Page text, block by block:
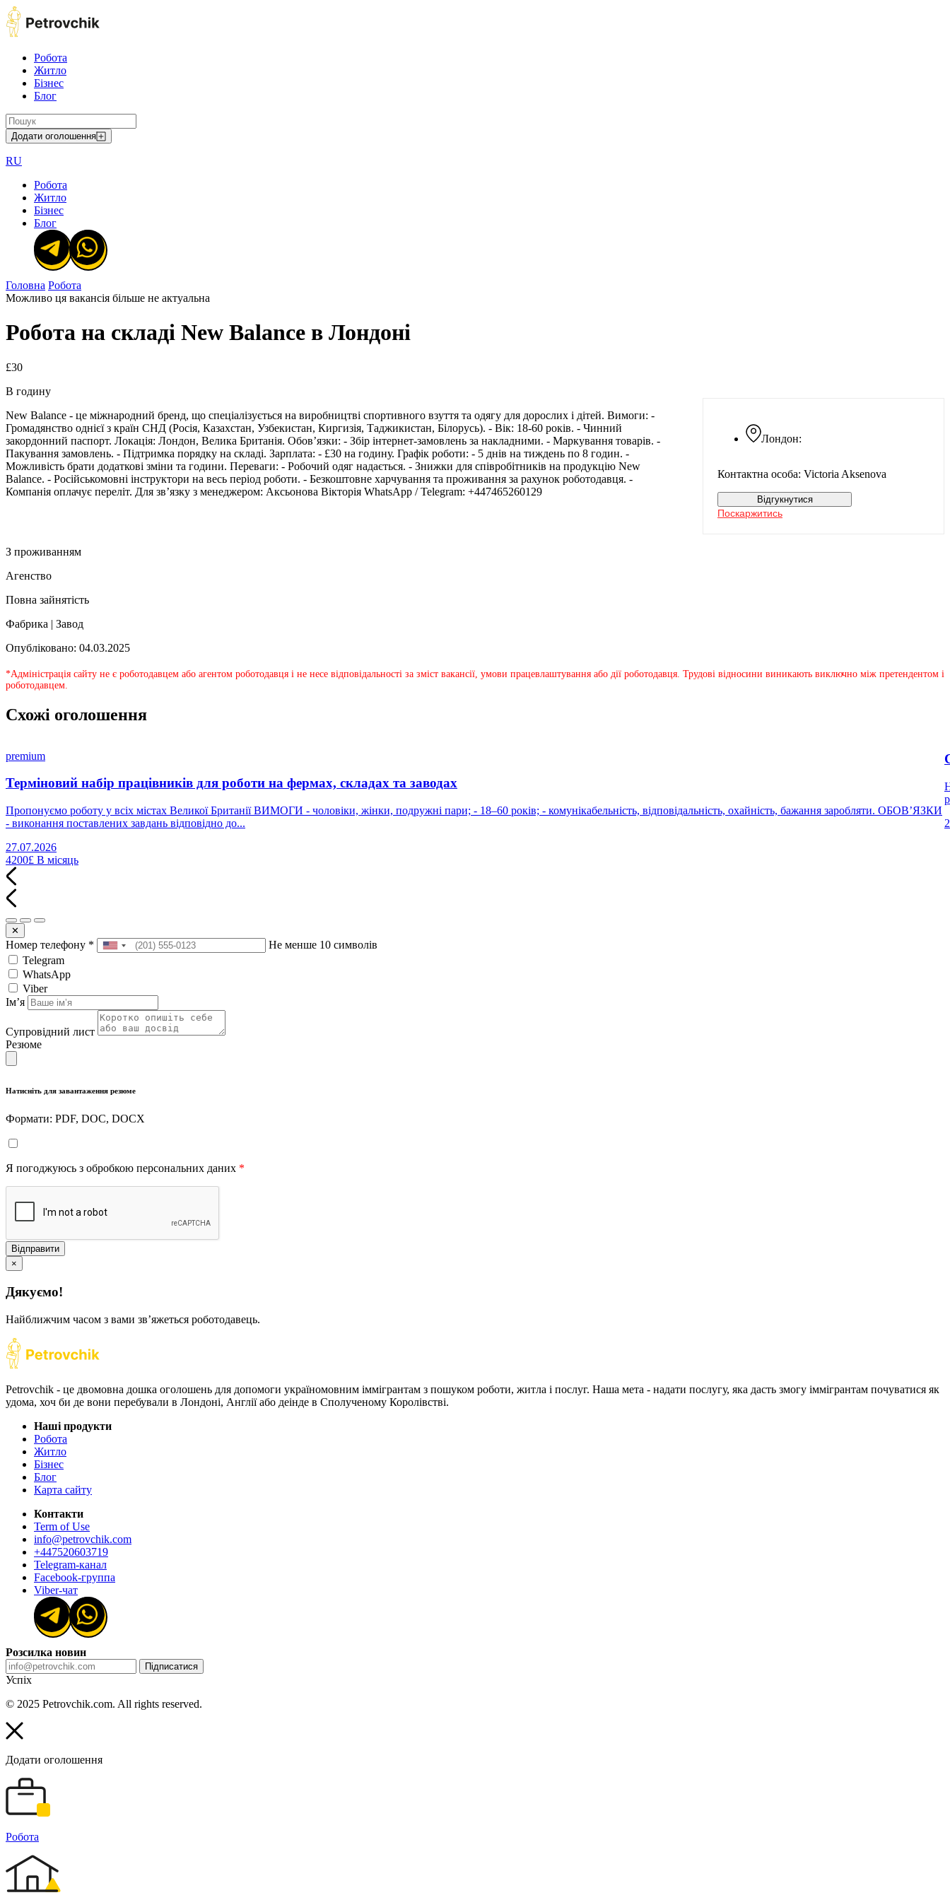
Робота
Житло
Бізнес
Блог
Додати оголошення
RU
Робота
Житло
Бізнес
Блог
Головна Робота
Можливо ця вакансія більше не актуальна
Робота на складі New Balance в Лондоні
£30
В годину
Лондон:
Контактна особа: Victoria Aksenova
Відгукнутися
Поскаржитись
New Balance - це міжнародний бренд, що спеціалізується на виробництві спортивного взуття та одягу для дорослих і дітей. Вимоги: -
Громадянство однієї з країн СНД (Росія, Казахстан, Узбекистан, Киргизія, Таджикистан, Білорусь). - Вік: 18-60 років. - Чинний
закордонний паспорт. Локація: Лондон, Велика Британія. Обов’язки: - Збір інтернет-замовлень за накладними. - Маркування товарів. -
Пакування замовлень. - Підтримка порядку на складі. Зарплата: - £30 на годину. Графік роботи: - 5 днів на тиждень по 8 годин. -
Можливість брати додаткові зміни та години. Переваги: - Робочий одяг надається. - Знижки для співробітників на продукцію New
Balance. - Російськомовні інструктори на весь період роботи. - Безкоштовне харчування та проживання за рахунок роботодавця. -
Компанія оплачує переліт. Для зв’язку з менеджером: Аксьонова Вікторія WhatsApp / Telegram: +447465260129
З проживанням
Агенство
Повна зайнятість
Фабрика | Завод
Опубліковано: 04.03.2025
*Адміністрація сайту не є роботодавцем або агентом роботодавця і не несе відповідальності за зміст вакансії, умови працевлаштування або дії роботодавця. Трудові відносини виникають виключно між претендентом і
роботодавцем.
Схожі оголошення
premium
Терміновий набір працівників для роботи на фермах, складах та заводах
Пропонуємо роботу у всіх містах Великої Британії ВИМОГИ - чоловіки, жінки, подружні пари; - 18–60 років; - комунікабельність, відповідальність, охайність, бажання заробляти. ОБОВ’ЯЗКИ
- виконання поставлених завдань відповідно до...
27.07.2026
4200£ В місяць
✕
Номер телефону *
Не менше 10 символів
Telegram
WhatsApp
Viber
Імʼя
Супровідний лист
Резюме
Натисніть для завантаження резюме
Формати: PDF, DOC, DOCX
Я погоджуюсь з обробкою персональних даних *
Відправити
×
Дякуємо!
Найближчим часом з вами звʼяжеться роботодавець.
Petrovchik - це двомовна дошка оголошень для допомоги україномовним іммігрантам з пошуком роботи, житла і послуг. Наша мета - надати послугу, яка дасть змогу іммігрантам почуватися як
удома, хоч би де вони перебували в Лондоні, Англії або деінде в Сполученому Королівстві.
Наші продукти
Робота
Житло
Бізнес
Блог
Карта сайту
Контакти
Term of Use
info@petrovchik.com
+447520603719
Telegram-канал
Facebook-группа
Viber-чат
Розсилка новин
Підписатися
Успіх
© 2025 Petrovchik.com. All rights reserved.
Додати оголошення
Робота